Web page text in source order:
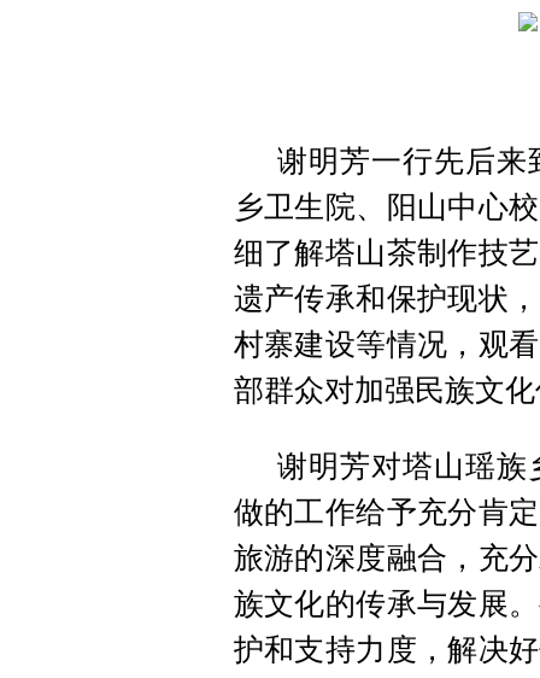
谢明芳一行先后来
乡卫生院、阳山中心
细了解塔山茶制作技
遗产传承和保护现状
村寨建设等情况，观
部群众对加强民族文
谢明芳对塔山瑶族
做的工作给予充分肯
旅游的深度融合，充
族文化的传承与发展
护和支持力度，解决